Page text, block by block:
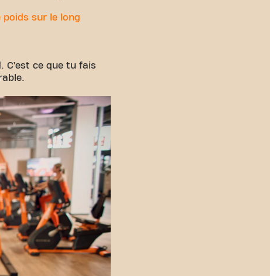
poids sur le long
C’est ce que tu fais